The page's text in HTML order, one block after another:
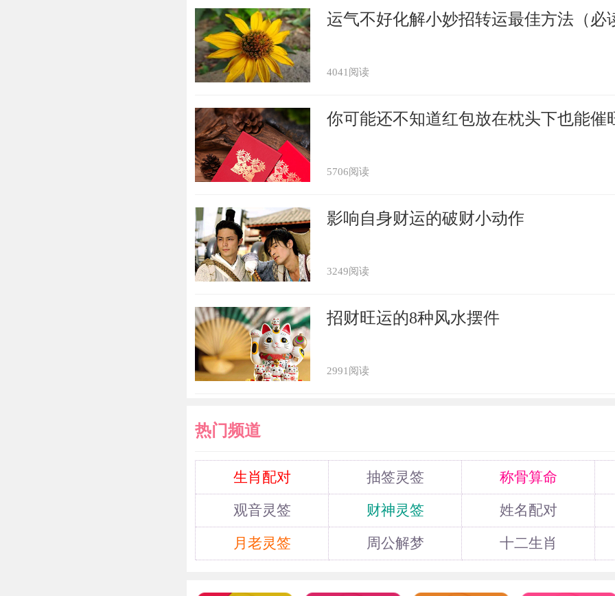
运气不好化解小妙招转运最佳方法（必
4041阅读
你可能还不知道红包放在枕头下也能催
5706阅读
影响自身财运的破财小动作
3249阅读
招财旺运的8种风水摆件
2991阅读
热门频道
生肖配对 抽签灵签
称骨算命
观音灵签
财神灵签
姓名配对
月老灵签
周公解梦 十二生肖